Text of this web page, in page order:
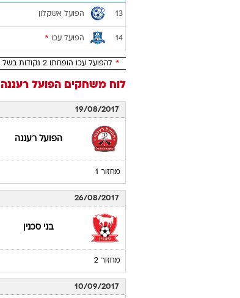
13 הפועל אשקלון
14 הפועל עכו *
* להפועל עכו הופחתו 2 נקודות בשל דיווח חסר לבקרת התקציבים
לוח משחקים הפועל רעננה
19/08/2017
הפועל רעננה
מחזור 1
26/08/2017
בני סכנין
מחזור 2
10/09/2017